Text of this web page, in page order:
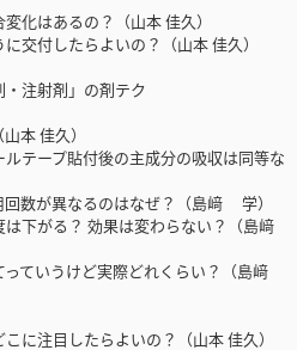
化はあるの？（山本 佳久）
交付したらよいの？（山本 佳久）
注射剤」の剤テク
本 佳久）
テープ貼付後の主成分の吸収は同等な
回数が異なるのはなぜ？（島﨑 学）
下がる？ 効果は変わらない？（島﨑
ていうけど実際どれくらい？（島﨑
に注目したらよいの？（山本 佳久）